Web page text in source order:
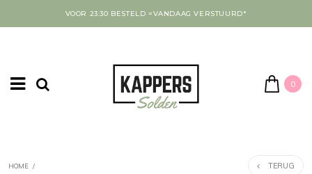
VOOR 23:30 BESTELD =VANDAAG VERSTUURD*
0
HOME / TERUG